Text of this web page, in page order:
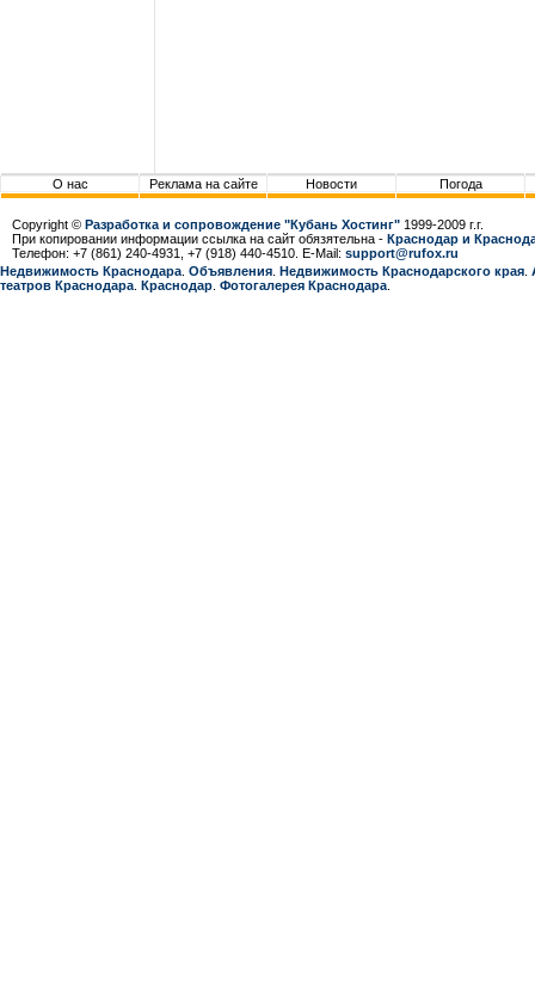
О нас Реклама на сайте Новости Погода
Copyright © Разработка и сопровождение "Кубань Хостинг" 1999-2009 г.г.
При копировании информации ссылка на сайт обязятельна - Краснодар и
Телефон: +7 (861) 240-4931, +7 (918) 440-4510. E-Mail: support@rufox.ru
Недвижимость Краснодара Объявления Недвижимость Краснодарcкого края
театров Краснодара Краснодар Фотогалерея Краснодара